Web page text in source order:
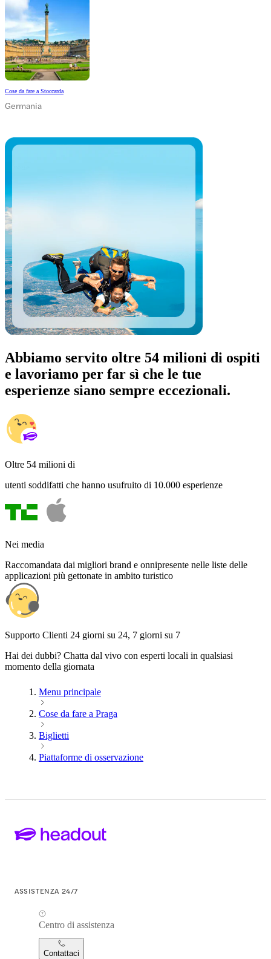
Cose da fare a Stoccarda
Germania
Abbiamo servito oltre 54 milioni di ospiti
e lavoriamo per far sì che le tue
esperienze siano sempre eccezionali.
Oltre 54 milioni di
utenti soddifatti che hanno usufruito di 10.000 esperienze
Nei media
Raccomandata dai migliori brand e onnipresente nelle liste delle
applicazioni più gettonate in ambito turistico
Supporto Clienti 24 giorni su 24, 7 giorni su 7
Hai dei dubbi? Chatta dal vivo con esperti locali in qualsiasi
momento della giornata
Menu principale
Cose da fare a Praga
Biglietti
Piattaforme di osservazione
ASSISTENZA 24/7
Centro di assistenza
Contattaci